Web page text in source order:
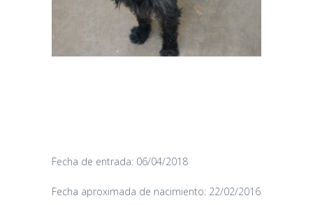
Fecha de entrada: 06/04/2018
Fecha aproximada de nacimiento: 22/02/2016